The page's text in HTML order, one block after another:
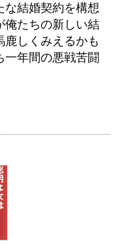
な結婚契約を構想
俺たちの新しい結
しくみえるかも
一年間の悪戦苦闘